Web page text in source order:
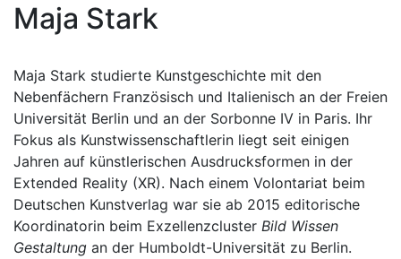
Maja Stark
Maja Stark studierte Kunstgeschichte mit den
Nebenfächern Französisch und Italienisch an der Freien
Universität Berlin und an der Sorbonne IV in Paris. Ihr
Fokus als Kunstwissenschaftlerin liegt seit einigen
Jahren auf künstlerischen Ausdrucksformen in der
Extended Reality (XR). Nach einem Volontariat beim
Deutschen Kunstverlag war sie ab 2015 editorische
Koordinatorin beim Exzellenzcluster Bild Wissen
Gestaltung an der Humboldt-Universität zu Berlin.